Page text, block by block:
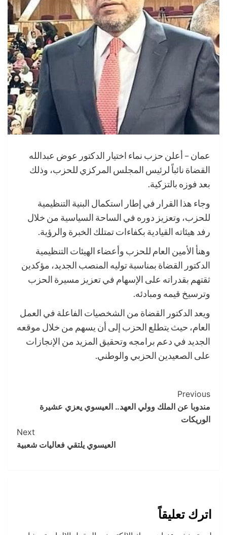
عمان – أعلن حزب نماء اختيار الدكتور عوض عبدالله
القضاة نائباً لرئيس المجلس المركزي للحزب، وذلك
بعد فوزه بالتزكية.
وجاء هذا القرار في إطار استكمال البنية التنظيمية
للحزب، وتعزيز دوره في الساحة السياسية من خلال
رفد هيئاته القيادية بكفاءات تمتلك الخبرة والرؤية.
وهنأ الأمين العام للحزب وأعضاء الهيئات التنظيمية
الدكتور القضاة بمناسبة توليه المنصب الجديد، مؤكدين
ثقتهم بقدراته على الإسهام في تعزيز مسيرة الحزب
وترسيخ قيمه ومبادئه.
ويعد الدكتور القضاة من الشخصيات الفاعلة في العمل
العام، حيث يتطلع الحزب إلى أن يسهم من خلال موقعه
الجديد في دعم برامجه وتحقيق المزيد من الإنجازات
على الصعيدين الحزبي والوطني.
Post
Navigation
Previous
مندوبا عن الملك وولي العهد.. العيسوي يعزي عشيرة
الوريكات
Next
العيسوي يلتقي فعاليات شعبية
اترك تعليقاً